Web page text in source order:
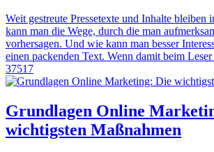
Weit gestreute Pressetexte und Inhalte bleiben
kann man die Wege, durch die man
vorhersagen. Und wie kann man besser
einen packenden Text. Wenn damit beim
37517
Grundlagen Online
wichtigsten Maßnahmen